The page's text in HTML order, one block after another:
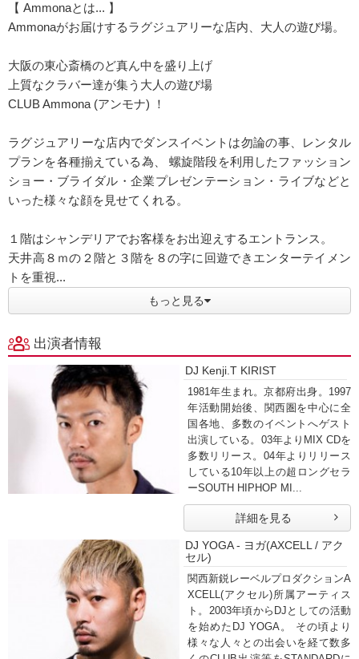
【 Ammonaとは... 】
Ammonaがお届けするラグジュアリーな店内、大人の遊び場。
大阪の東心斎橋のど真ん中を盛り上げ
上質なクラバー達が集う大人の遊び場
CLUB Ammona (アンモナ) ！
ラグジュアリーな店内でダンスイベントは勿論の事、レンタル
プランを各種揃えている為、 螺旋階段を利用したファッション
ショー・ブライダル・企業プレゼンテーション・ライブなどと
いった様々な顔を見せてくれる。
１階はシャンデリアでお客様をお出迎えするエントランス。
天井高８ｍの２階と３階を８の字に回遊できエンターテイメン
トを重視...
もっと見る
出演者情報
DJ Kenji.T KIRIST
1981年生まれ。京都府出身。1997
年活動開始後、関西圏を中心に全
国各地、多数のイベントへゲスト
出演している。03年よりMIX CDを
多数リリース。04年よりリリース
している10年以上の超ロングセラ
ーSOUTH HIPHOP MI...
詳細を見る
DJ YOGA - ヨガ(AXCELL / アク
セル)
関西新鋭レーベルプロダクションA
XCELL(アクセル)所属アーティス
ト。2003年頃からDJとしての活動
を始めたDJ YOGA。 その頃より
様々な人々との出会いを経て数多